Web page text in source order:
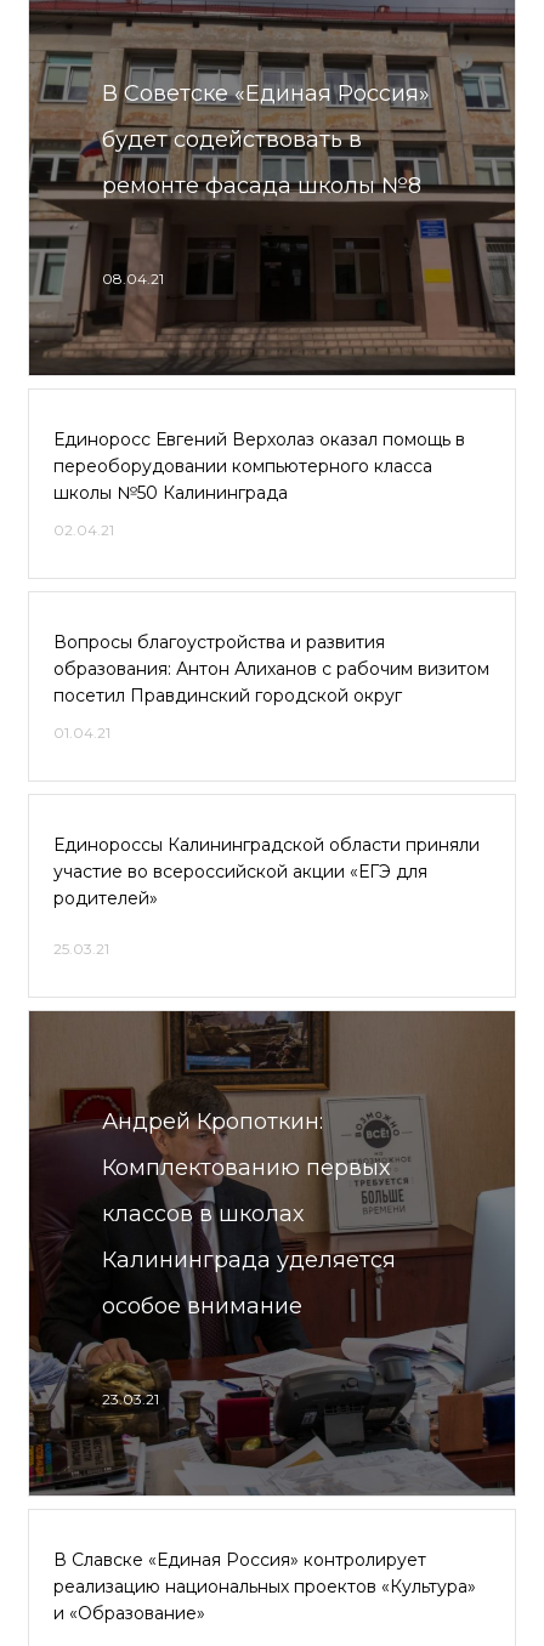
В Советске «Единая Россия»
будет содействовать в
ремонте фасада школы №8
08.04.21
Единоросс Евгений Верхолаз оказал помощь в
переоборудовании компьютерного класса
школы №50 Калининграда
02.04.21
Вопросы благоустройства и развития
образования: Антон Алиханов с рабочим визитом
посетил Правдинский городской округ
01.04.21
Единороссы Калининградской области приняли
участие во всероссийской акции «ЕГЭ для
родителей»
25.03.21
Андрей Кропоткин:
Комплектованию первых
классов в школах
Калининграда уделяется
особое внимание
23.03.21
В Славске «Единая Россия» контролирует
реализацию национальных проектов «Культура»
и «Образование»